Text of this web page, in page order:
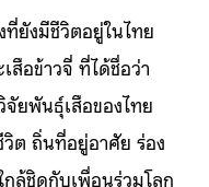
ที่ยังมีชีวิตอยู่ในไทย
สือข้าวจี่ ที่ได้ชื่อว่า
ยพันธุ์เสือของไทย
ต ถิ่นที่อยู่อาศัย ร่อง
กล้ชิดกับเพื่อนร่วมโลก